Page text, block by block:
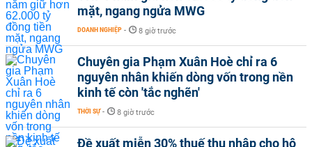
mặt, ngang ngửa MWG
DOANH NGHIỆP - 8 giờ trước
Chuyên gia Phạm Xuân Hoè chỉ ra 6
nguyên nhân khiến dòng vốn trong nền
kinh tế còn 'tắc nghẽn'
THỜI SỰ - 8 giờ trước
Đề xuất miễn 30% thuế thu nhập cho hộ